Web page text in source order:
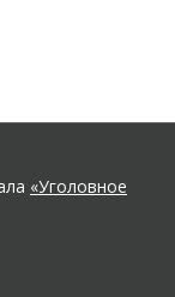
«Уголовное